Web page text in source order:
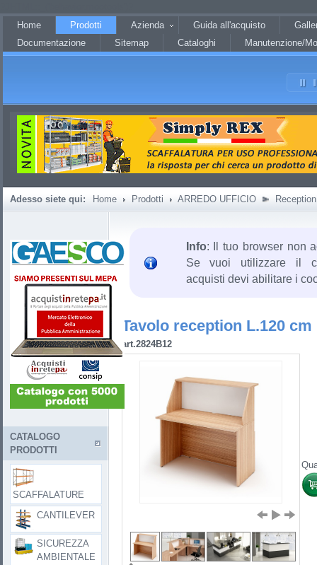
Home
Prodotti Azienda Guida all'acquisto
Documentazione
Sitemap Cataloghi Manutenzione/
Adesso siete qui: Home Prodotti ARREDO UFFICIO Reception
Info: Il tuo browser non
Se vuoi utilizzare il
acquisti devi abilitare i
Tavolo reception L.120 cm
art.2824B12
CATALOGO
PRODOTTI
SCAFFALATURE
CANTILEVER
SICUREZZA
AMBIENTALE